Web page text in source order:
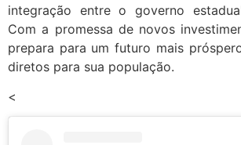
integração entre o governo
Com a promessa de novos
prepara para um futuro mais
diretos para sua população.
<